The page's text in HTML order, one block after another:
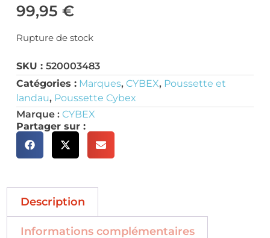
99,95 €
Rupture de stock
SKU : 520003483
Catégories : Marques, CYBEX, Poussette et
landau, Poussette Cybex
Marque : CYBEX
Partager sur :
Description
Informations complémentaires